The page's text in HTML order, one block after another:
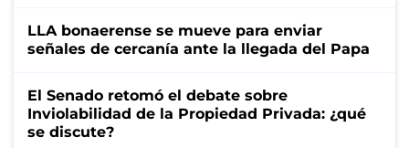
LLA bonaerense se mueve para enviar
señales de cercanía ante la llegada del Papa
El Senado retomó el debate sobre
Inviolabilidad de la Propiedad Privada: ¿qué
se discute?